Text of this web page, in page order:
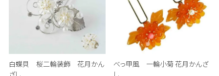
白蝶貝 桜二輪装飾 花月かん
べっ甲風 一輪小菊 花月かんざ